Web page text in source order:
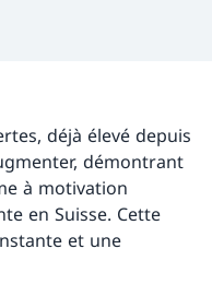
déjà élevé depuis
démontrant
à motivation
en Suisse. Cette
et une